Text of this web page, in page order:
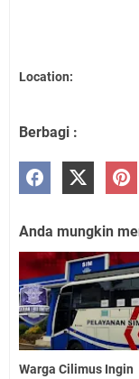
Location:
Berbagi :
Anda mungkin
Warga Cilimus Ingin